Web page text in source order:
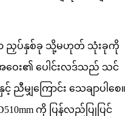
ာ ညှပ်နှစ်ခု သို့မဟုတ် သုံးခုကို
ဝေး၏ ပေါင်းလဒ်သည် သင်
ညီမျှကြောင်း သေချာပါစေ။
ကို ပြန်လည်ပြုပြင်